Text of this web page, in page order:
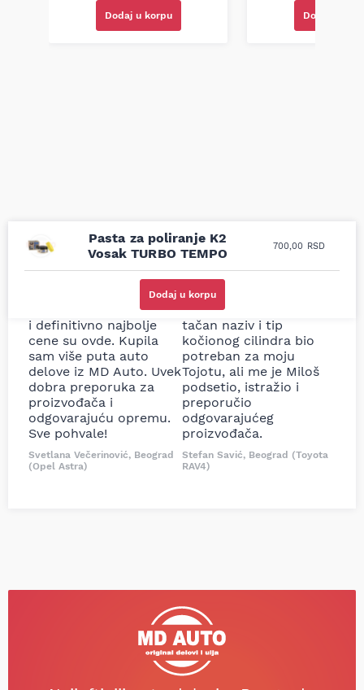
Dodaj u korpu Dodaj u
Pasta za poliranje K2
Vosak TURBO TEMPO
700,00 RSD
Dodaj u korpu
Uporedila sam sve
prodavnice auto delova
i definitivno najbolje
cene su ovde. Kupila
sam više puta auto
delove iz MD Auto. Uvek
dobra preporuka za
proizvođača i
odgovarajuću opremu.
Sve pohvale!
Svetlana Večerinović, Beograd
(Opel Astra)
Odlična usluga i
ljubazni prodavci.
Nisam bio siguran koji je
tačan naziv i tip
kočionog cilindra bio
potreban za moju
Tojotu, ali me je Miloš
podsetio, istražio i
preporučio
odgovarajućeg
proizvođača.
Stefan Savić, Beograd (Toyota
RAV4)